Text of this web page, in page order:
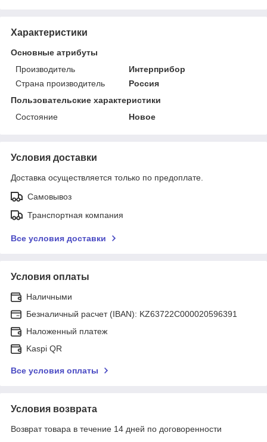
Характеристики
Основные атрибуты
Производитель
Интерприбор
Страна производитель
Россия
Пользовательские характеристики
Состояние
Новое
Условия доставки
Доставка осуществляется только по предоплате.
Самовывоз
Транспортная компания
Все условия доставки
Условия оплаты
Наличными
Безналичный расчет (IBAN): KZ63722C000020596391
Наложенный платеж
Kaspi QR
Все условия оплаты
Условия возврата
Возврат товара в течение 14 дней по договоренности